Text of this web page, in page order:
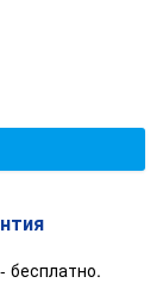
бесплатно.